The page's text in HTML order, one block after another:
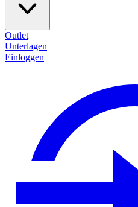
Outlet
Unterlagen
Einloggen